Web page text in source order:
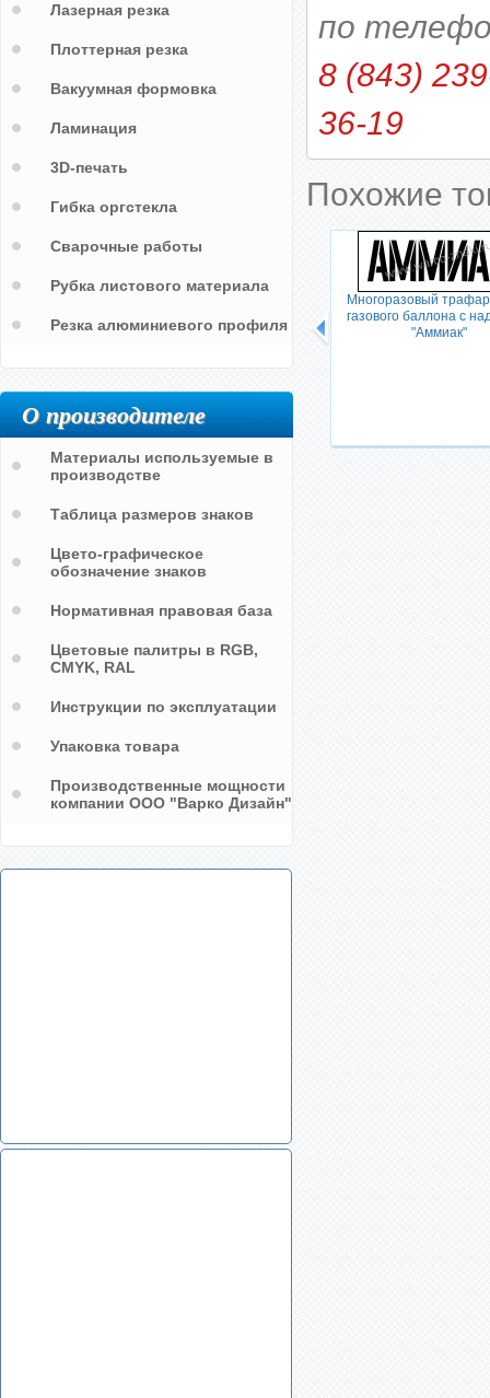
по
8 (843)
36-19
Похожие
Многоразовый
газового баллона с
"Аммиак"
Лазерная резка
Плоттерная резка
Вакуумная формовка
Ламинация
3D-печать
Гибка оргстекла
Сварочные работы
Рубка листового материала
Резка алюминиевого профиля
О производителе
Материалы используемые в
производстве
Таблица размеров знаков
Цвето-графическое
обозначение знаков
Нормативная правовая база
Цветовые палитры в RGB,
CMYK, RAL
Инструкции по эксплуатации
Упаковка товара
Производственные мощности
компании ООО "Варко Дизайн"